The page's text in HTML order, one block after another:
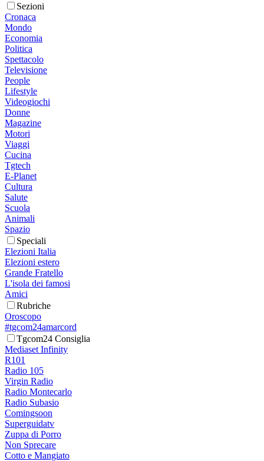
Sezioni
Cronaca
Mondo
Economia
Politica
Spettacolo
Televisione
People
Lifestyle
Videogiochi
Donne
Magazine
Motori
Viaggi
Cucina
Tgtech
E-Planet
Cultura
Salute
Scuola
Animali
Spazio
Speciali
Elezioni Italia
Elezioni estero
Grande Fratello
L'isola dei famosi
Amici
Rubriche
Oroscopo
#tgcom24amarcord
Tgcom24 Consiglia
Mediaset Infinity
R101
Radio 105
Virgin Radio
Radio Montecarlo
Radio Subasio
Comingsoon
Superguidatv
Zuppa di Porro
Non Sprecare
Cotto e Mangiato